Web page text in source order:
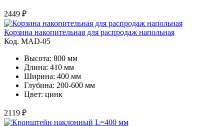
2449 ₽
Корзина накопительная для распродаж напольная
Код. MAD-05
Высота: 800 мм
Длина: 410 мм
Ширина: 400 мм
Глубина: 200-600 мм
Цвет: цинк
2119 ₽